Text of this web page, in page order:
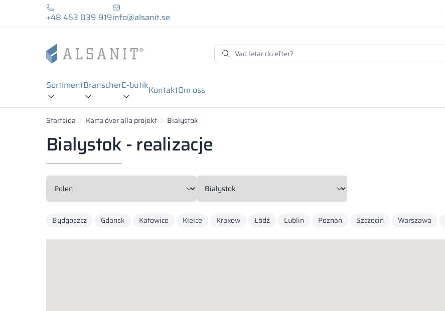
+48 453 039 919info@alsanit.se
SortimentBranscherE-butikKontaktOm oss
Startsida Karta över alla projekt Bialystok
Bialystok - realizacje
Bydgoszcz Gdansk Katowice Kielce Krakow Łódź Lublin Poznań Szczecin Warszawa